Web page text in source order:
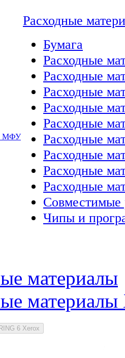
МФУ
Расходные
Бумага
Расходные
Расходные
Расходные
Расходные
Расходные
Расходные
Расходные
Расходные
Расходные
Совместимые
Чипы и
материалы
6 Xerox